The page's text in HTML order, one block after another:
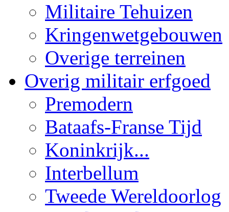
Militaire Tehuizen
Kringenwetgebouwen
Overige terreinen
Overig militair erfgoed
Premodern
Bataafs-Franse Tijd
Koninkrijk...
Interbellum
Tweede Wereldoorlog